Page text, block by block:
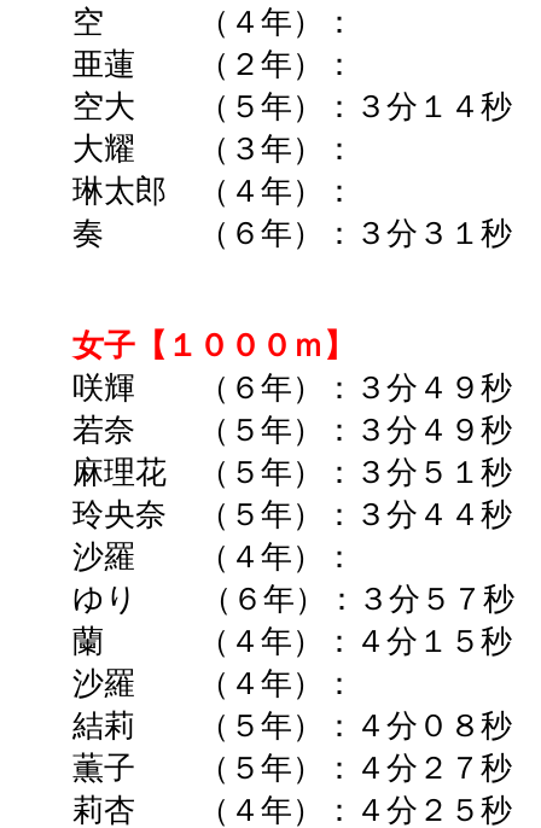
空 （４年）： ➡
亜蓮 （２年）： ➡
空大 （５年）：３分１４
大耀 （３年）： ➡
琳太郎 （４年）： ➡
奏 （６年）：３分３１秒
女子【１０００ｍ】
咲輝 （６年）：
３分４９秒
若奈 （５年）：３分４９
麻理花 （５年）：３分５１
玲央奈 （５年）：３分４４
沙羅 （４年）： ➡
ゆり （６年）：３分５７
蘭 （４年）：４分１５秒
沙羅 （４年）： ➡
結莉 （５年）：４分０８
薫子 （５年）：４分２７
莉杏 （４年）：４ 分２５秒